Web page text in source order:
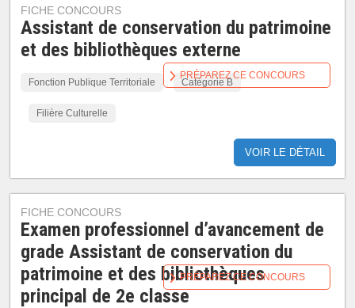
FICHE CONCOURS
Assistant de conservation du patrimoine
et des bibliothèques externe
Fonction Publique Territoriale Catégorie B
Filière Culturelle
VOIR LE DÉTAIL
PRÉPAREZ CE CONCOURS
FICHE CONCOURS
Examen professionnel d’avancement de
grade Assistant de conservation du
patrimoine et des bibliothèques
principal de 2e classe
PRÉPAREZ CE CONCOURS